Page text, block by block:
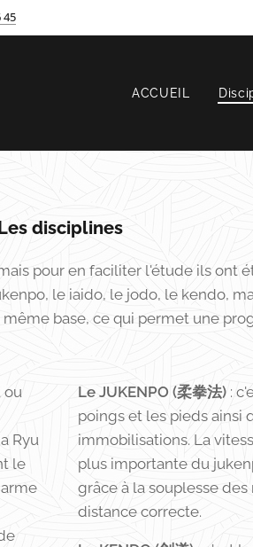
45
ACCUEIL
disciplines
pour en faciliter l'étude ils ont
le iaido, le jodo, le kendo,
base, ce qui permet une
ou
Ryu
le
Le JUKENPO (柔拳法) :
poings et les pieds ainsi
immobilisations. La
plus importante du
grâce à la souplesse
distance correcte.